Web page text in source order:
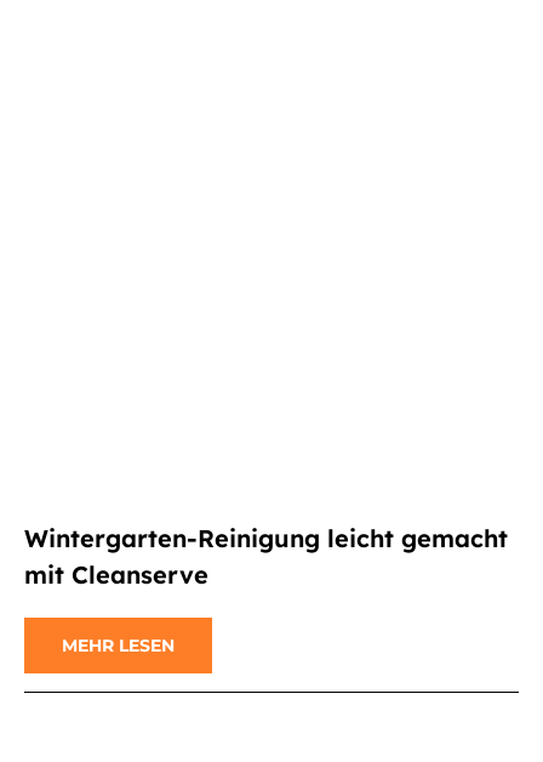
Wintergarten-Reinigung leicht gemacht
mit Cleanserve
MEHR LESEN